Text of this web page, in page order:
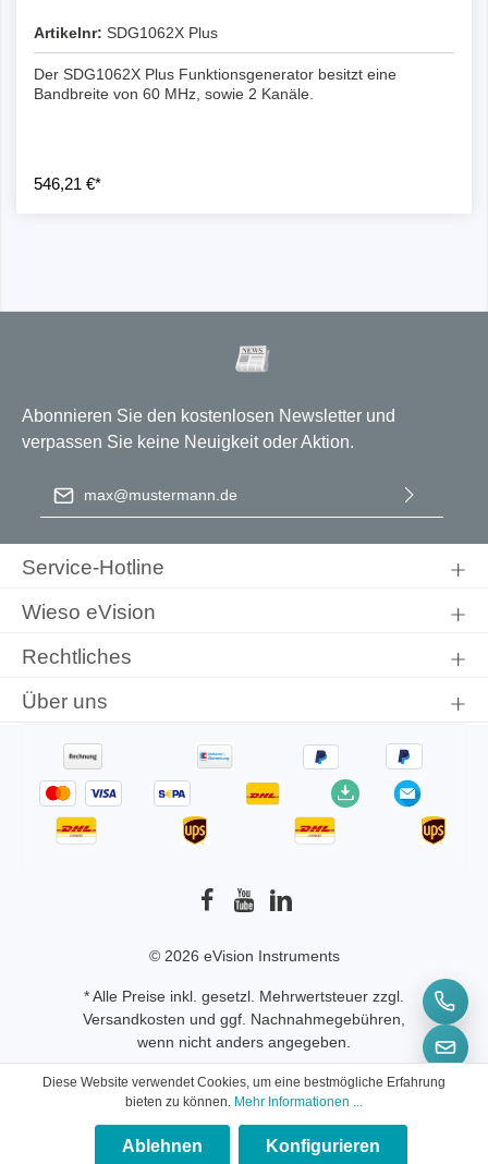
Artikelnr: SDG1062X Plus
Der SDG1062X Plus Funktionsgenerator besitzt eine
Bandbreite von 60 MHz, sowie 2 Kanäle.
546,21 €*
Abonnieren Sie den kostenlosen Newsletter und
verpassen Sie keine Neuigkeit oder Aktion.
E-Mail-Adresse
einverstanden.
Service-Hotline
Wieso eVision
Rechtliches
Über uns
© 2026 eVision Instruments
* Alle Preise inkl. gesetzl. Mehrwertsteuer zzgl.
Versandkosten und ggf. Nachnahmegebühren,
wenn nicht anders angegeben.
Diese Website verwendet Cookies, um eine bestmögliche Erfahrung
bieten zu können. Mehr Informationen ...
Ablehnen Konfigurieren